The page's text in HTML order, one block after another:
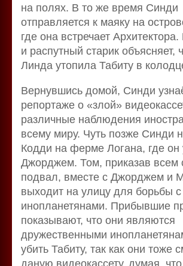
на полях. В то же время Синди
отправляется к маяку на
где она встречает
и распутный старик объясняет,
Линда утопила Табиту в
Вернувшись домой, Синди
репортаже о «злой»
различные наблюдения
всему миру. Чуть позже Синди
Кодди на ферме Логана, где он
Джорджем. Том, приказав всем
подвал, вместе с Джорджем и
выходит на улицу для борьбы с
инопланетянами. Прибывшие
показывают, что они являются
дружественными
убить Табиту, так как они тоже
даную видеокассету, думая,